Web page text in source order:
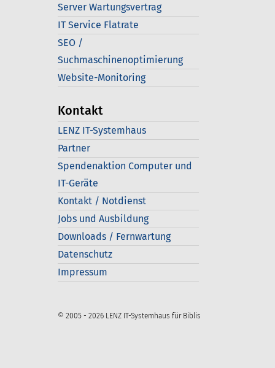
Server Wartungsvertrag
IT Service Flatrate
SEO /
Suchmaschinenoptimierung
Website-Monitoring
Kontakt
LENZ IT-Systemhaus
Partner
Spendenaktion Computer und
IT-Geräte
Kontakt / Notdienst
Jobs und Ausbildung
Downloads / Fernwartung
Datenschutz
Impressum
© 2005 - 2026 LENZ IT-Systemhaus für Biblis